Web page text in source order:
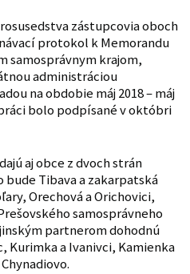
zástupcovia oboch
protokol k Memorandu
samosprávnym krajom,
administráciou
na obdobie máj 2018 – máj
bolo podpísané v októbri
aj obce z dvoch strán
bude Tibava a zakarpatská
Orechová a Orichovici,
samosprávneho
partnerom dohodnú
Kurimka a Ivanivci, Kamienka